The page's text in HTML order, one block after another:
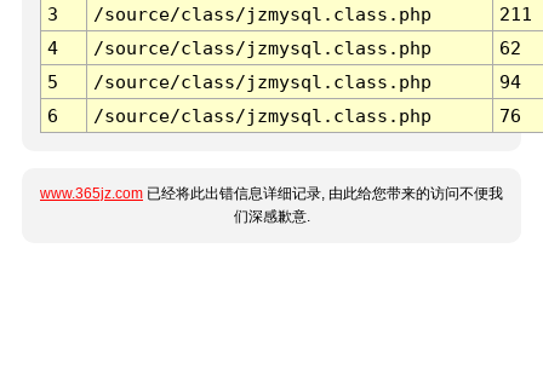
3 /source/class/jzmysql.class.php
211
4
/source/class/jzmysql.class.php
62
5
/source/class/jzmysql.class.php
94
6
/source/class/jzmysql.class.php 76
www.365jz.com 已经将此出错信息详细记录, 由此给您带来的访问不便我
们深感歉意.